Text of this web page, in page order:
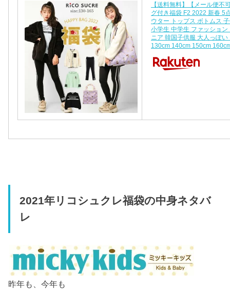
【送料無料】【メール便不
グ付き福袋 F2 2022 新春 5
ウター トップス ボトムス
小学生 中学生 ファッション
ニア 韓国子供服 大人っぽい
130cm 140cm 150cm
2021年リコシュクレ福袋の中身ネタバ
レ
昨年も、今年も